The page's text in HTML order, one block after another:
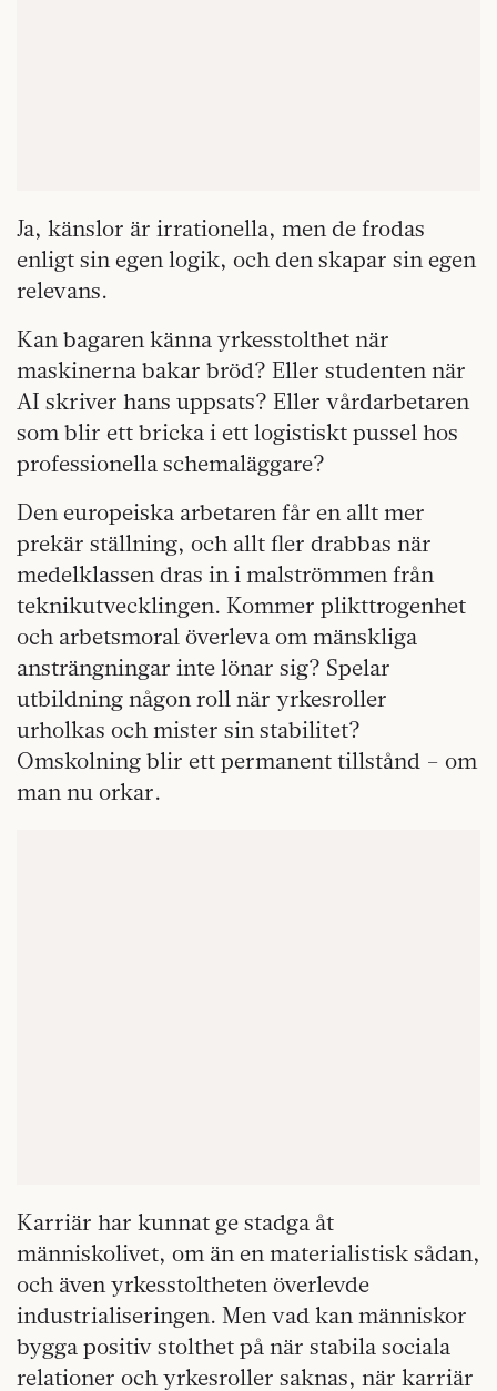
Ja, känslor är irrationella, men de frodas
enligt sin egen logik, och den skapar sin egen
relevans.
Kan bagaren känna yrkesstolthet när
maskinerna bakar bröd? Eller studenten när
AI skriver hans uppsats? Eller vårdarbetaren
som blir ett bricka i ett logistiskt pussel hos
professionella schemaläggare?
Den europeiska arbetaren får en allt mer
prekär ställning, och allt fler drabbas när
medelklassen dras in i malströmmen från
teknikutvecklingen. Kommer plikttrogenhet
och arbetsmoral överleva om mänskliga
ansträngningar inte lönar sig? Spelar
utbildning någon roll när yrkesroller
urholkas och mister sin stabilitet?
Omskolning blir ett permanent tillstånd – om
man nu orkar.
Karriär har kunnat ge stadga åt
människolivet, om än en materialistisk sådan,
och även yrkesstoltheten överlevde
industrialiseringen. Men vad kan människor
bygga positiv stolthet på när stabila sociala
relationer och yrkesroller saknas, när karriär